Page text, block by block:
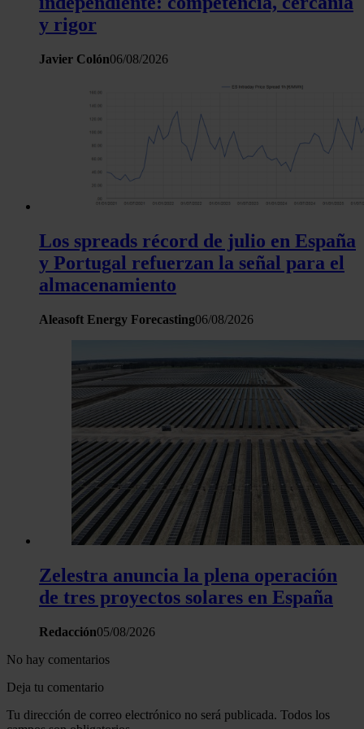
tráfico. Además, compartimos información sobre el uso que
sitio web con nuestros partners de redes sociales,
análisis web, quienes pueden combinarla con otra
hecho de sus servicios.
y rigor
Javier Colón06/08/2026
Los spreads récord de julio en España
y Portugal refuerzan la señal para el
almacenamiento
Aleasoft Energy Forecasting06/08/2026
Zelestra anuncia la plena operación
de tres proyectos solares en España
Redacción05/08/2026
No hay comentarios
Deja tu comentario
Tu dirección de correo electrónico no será publicada. Todos los